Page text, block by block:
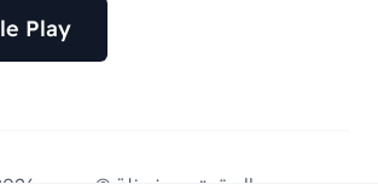
Play
جميع الحقوق محفوظة © عبر — Somow 2026.